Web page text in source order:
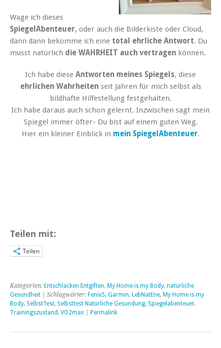
Wage ich dieses
SpiegelAbenteuer, oder auch die Bilderkiste oder Cloud,
dann dann bekomme ich eine total ehrliche Antwort. Du
musst natürlich die WAHRHEIT auch vertragen können.
Ich habe diese Antworten meines Spiegels, diese
ehrlichen Wahrheitenseit Jahren für mich selbst als
bildhafte Hilfestellung festgehalten.
Ich habe daraus auch schon gelernt. Inzwischen sagt mein
Spiegel immer öfter- Du bist auf einem guten Weg.
Hier ein kleiner Einblick in mein SpiegelAbenteuer.
Teilen mit:
Teilen
Kategorien: Entschlacken Entgiften, My Home is my Body, natürliche
Gesundheit | Schlagwörter: Fenix5, Garmin, LebNatEne, My Home is my
Body, SelbstTest, Selbsttest Natürliche Gesundung, Spiegelabenteuer,
Trainingszustand, VO2max Permalink